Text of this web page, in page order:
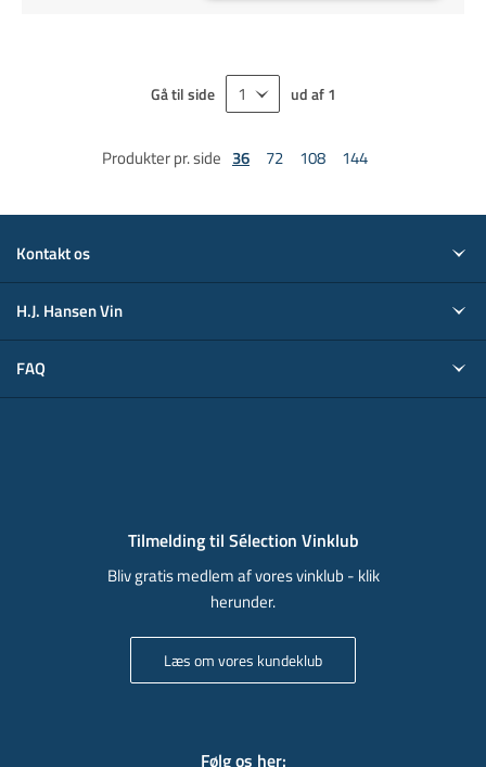
Gå til side ud af 1
Produkter pr. side 36 72 108 144
Kontakt os
H.J. Hansen Vin
FAQ
Tilmelding til Sélection Vinklub
Bliv gratis medlem af vores vinklub - klik
herunder.
Læs om vores kundeklub
Følg os her: